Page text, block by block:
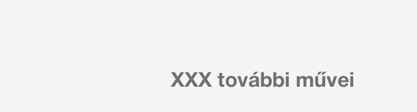
XXX további művei